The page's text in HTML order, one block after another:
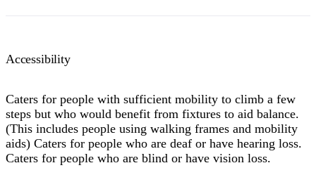
Accessibility
Caters for people with sufficient mobility to climb a few
steps but who would benefit from fixtures to aid balance.
(This includes people using walking frames and mobility
aids) Caters for people who are deaf or have hearing loss.
Caters for people who are blind or have vision loss.